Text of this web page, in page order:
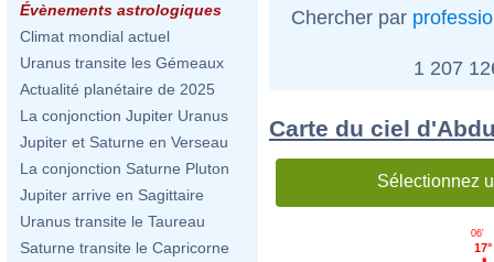
Évènements astrologiques
Climat mondial actuel
Uranus transite les Gémeaux
Actualité planétaire de 2025
La conjonction Jupiter Uranus
Jupiter et Saturne en Verseau
La conjonction Saturne Pluton
Jupiter arrive en Sagittaire
Uranus transite le Taureau
Saturne transite le Capricorne
Chercher par
1 207
Carte du ciel
Sélectionnez
17°
06'